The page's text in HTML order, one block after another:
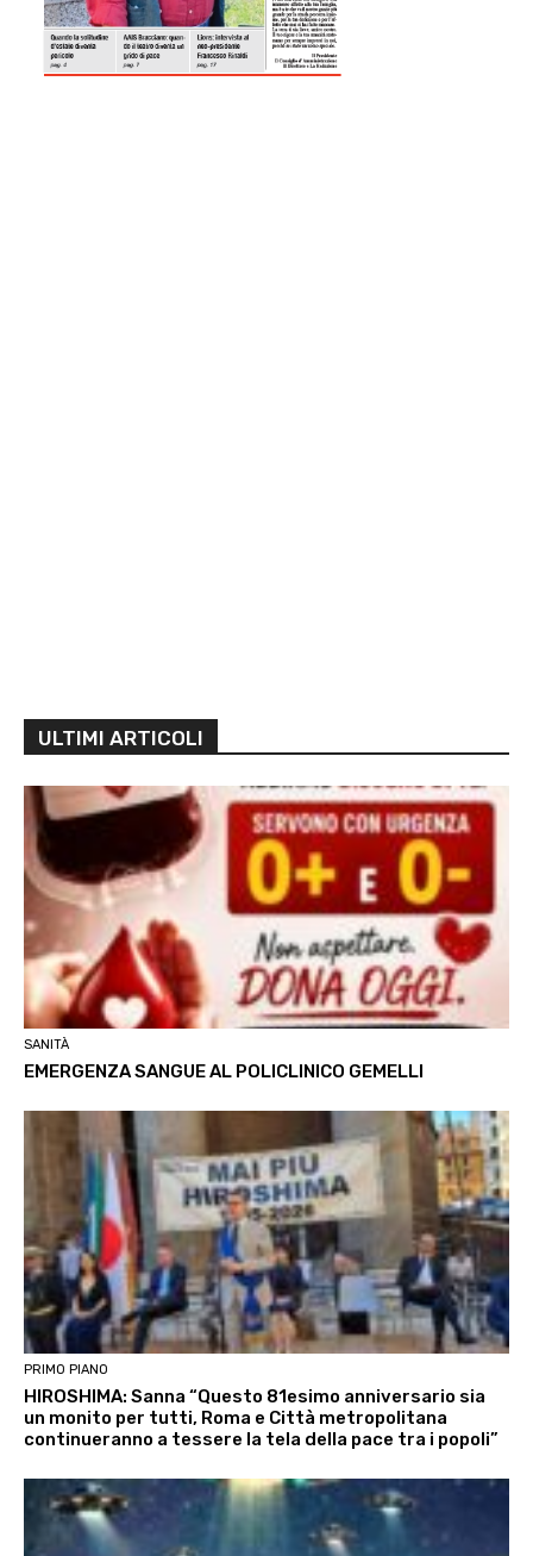
ULTIMI ARTICOLI
SANITÀ
EMERGENZA SANGUE AL POLICLINICO GEMELLI
PRIMO PIANO
HIROSHIMA: Sanna “Questo 81esimo anniversario sia
un monito per tutti, Roma e Città metropolitana
continueranno a tessere la tela della pace tra i popoli”